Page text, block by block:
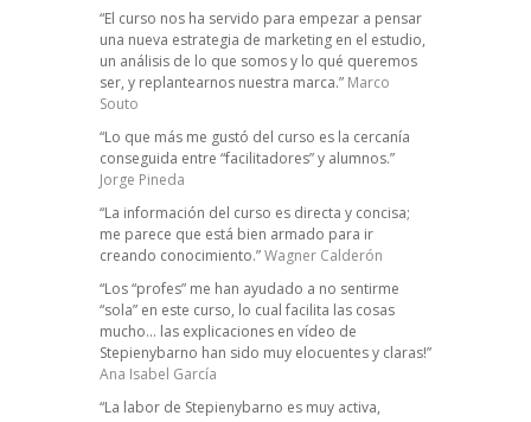
“El curso nos ha servido para empezar a pensar
una nueva estrategia de marketing en el estudio,
un análisis de lo que somos y lo qué queremos
ser, y replantearnos nuestra marca.” Marco
Souto
“Lo que más me gustó del curso es la cercanía
conseguida entre “facilitadores” y alumnos.”
Jorge Pineda
“La información del curso es directa y concisa;
me parece que está bien armado para ir
creando conocimiento.”Wagner Calderón
“Los “profes” me han ayudado a no sentirme
“sola” en este curso, lo cual facilita las cosas
mucho… las explicaciones en vídeo de
Stepienybarno han sido muy elocuentes y claras!”
Ana Isabel García
“La labor de Stepienybarno es muy activa,